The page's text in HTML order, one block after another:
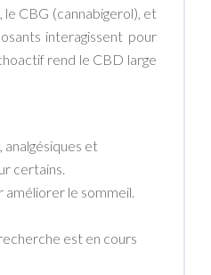
le CBG (cannabigerol), et
interagissent pour
rend le CBD large
et
certains.
le sommeil.
est en cours